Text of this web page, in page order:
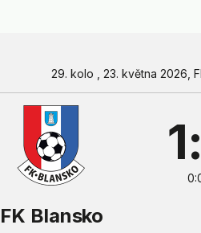
29. kolo , 23. května 2026,
FK Blansko